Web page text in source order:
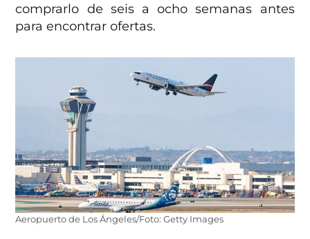
comprarlo de seis a ocho semanas antes
para encontrar ofertas.
Aeropuerto de Los Ángeles/Foto: Getty Images